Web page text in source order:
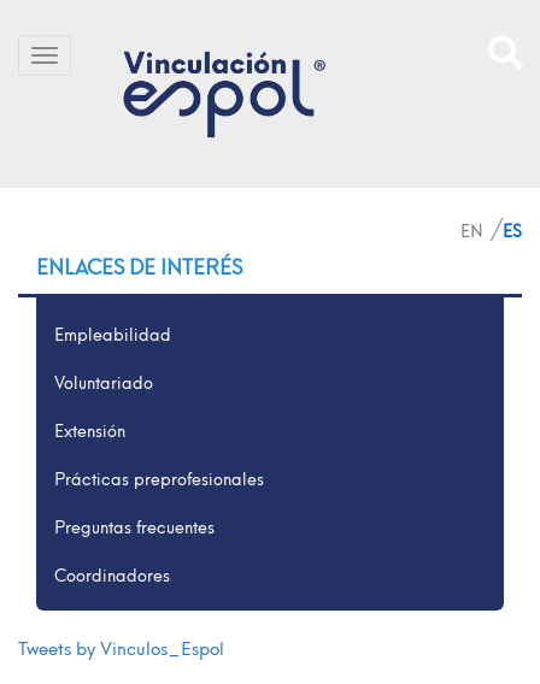
SITIO
ENLACES DE INTERÉS
Empleabilidad
Voluntariado
Extensión
Prácticas preprofesionales
Preguntas frecuentes
Coordinadores
Tweets by Vinculos_Espol